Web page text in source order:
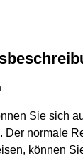
Sie sich
Der normale
können